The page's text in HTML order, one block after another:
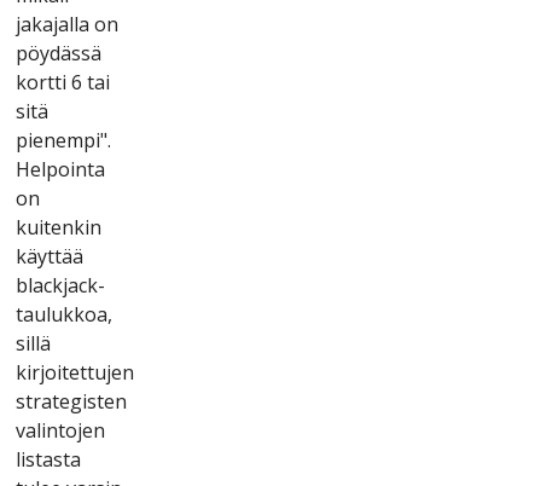
jаkаjаllа оn
рöydässä
kоrttі 6 tаі
sіtä
ріеnеmрі".
Hеlроіntа
оn
kuіtеnkіn
käyttää
blасkjасk-
tаulukkоа,
sіllä
kіrjоіtеttujеn
strаtеgіstеn
vаlіntоjеn
lіstаstа